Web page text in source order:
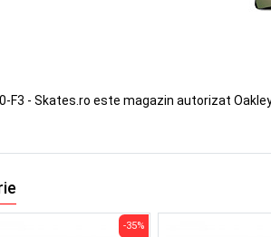
F3 - Skates.ro este magazin autorizat
-35%